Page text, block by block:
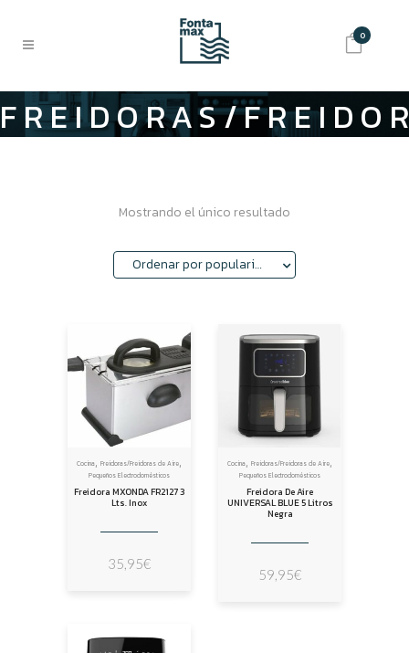
0
FREIDORAS/
Mostrando el único resultado
Ordenar por popularidad
Cocina, Freidoras/Freidoras de Aire,
Pequeños Electrodomésticos
Freidora MXONDA FR2127 3
Lts. Inox
35,95€
Cocina, Freidoras/Freidoras de Aire,
Pequeños Electrodomésticos
Freidora De Aire
UNIVERSAL BLUE 5 Litros
Negra
59,95€